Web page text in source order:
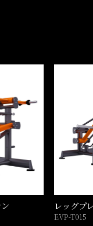
ペンデュ
EVP-T016